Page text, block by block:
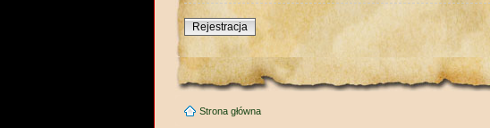
Rejestracja
Strona główna